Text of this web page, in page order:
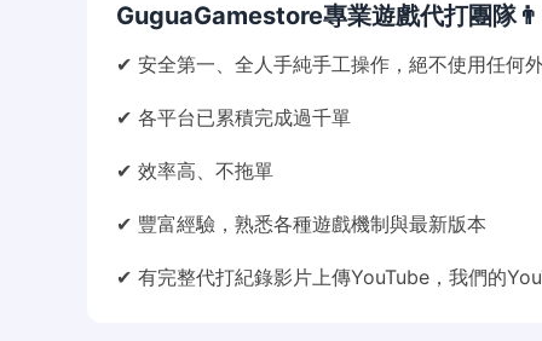
GuguaGamestore專業遊戲代打團隊
✔ 安全第一、全人手純手工操作，絕不使用任何
✔ 各平台已累積完成過千單
✔ 效率高、不拖單
✔ 豐富經驗，熟悉各種遊戲機制與最新版本
✔ 有完整代打紀錄影片上傳YouTube，我們的